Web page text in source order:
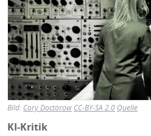
Bild: Cory Doctorow CC-BY-SA 2.0 Quelle
KI-Kritik